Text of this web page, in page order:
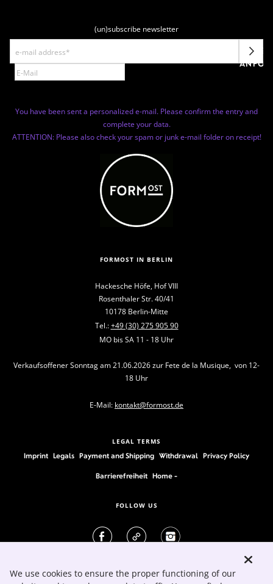
(un)subscribe newsletter
You have been sent a personalized e-mail. Please confirm the entry and
complete your data.
ATTENTION: Please also check your spam or junk e-mail folder on receipt!
FORMOST IN BERLIN
Hackesche Höfe, Hof VIII
Rosenthaler Str. 40/41
10178 Berlin-Mitte
Tel.:+49 (30) 275 905 90
MO bis SA 11 - 18 Uhr
Verkaufsoffener Sonntag am 21.06.2026 zur Fete de la Musique, von 12-
18 Uhr
E-Mail: kontakt@formost.de
LEGAL TERMS
Imprint Legals Payment and Shipping Withdrawal Privacy Policy
Barrierefreiheit Home -
FOLLOW US
We use cookies to ensure the proper functioning of our